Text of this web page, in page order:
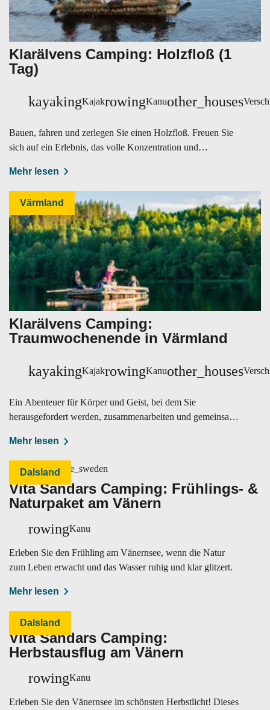
Klarälvens Camping: Holzfloß (1
Tag)
kayakingKajakrowingKanuother_houses
Bauen, fahren und zerlegen Sie einen Holzfloß. Freuen Sie
sich auf ein Erlebnis, das volle Konzentration und
Mehr lesen
Värmland
Klarälvens Camping:
Traumwochenende in Värmland
kayakingKajakrowingKanuother_houses
Ein Abenteuer für Körper und Geist, bei dem Sie
herausgefordert werden, zusammenarbeiten und gemeinsam
Mehr lesen
Dalsland
Vita Sandars Camping: Frühlings- &
Naturpaket am Vänern
rowingKanu
Erleben Sie den Frühling am Vänernsee, wenn die Natur
zum Leben erwacht und das Wasser ruhig und klar glitzert.
Mehr lesen
Dalsland
Vita Sandars Camping:
Herbstausflug am Vänern
rowingKanu
Erleben Sie den Vänernsee im schönsten Herbstlicht! Dieses